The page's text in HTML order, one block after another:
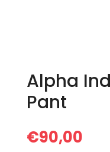
Alpha
Pant
€90,00